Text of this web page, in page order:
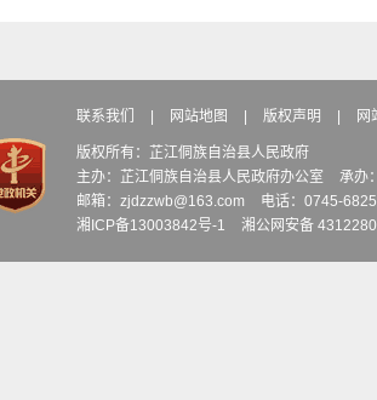
联系我们 网站地图 版权声明 网
版权所有：芷江侗族自治县人民政府
主办：芷江侗族自治县人民政府办公室
承办
邮箱：zjdzzwb@163.com
电话：0745-
湘ICP备13003842号-1
湘公网安备